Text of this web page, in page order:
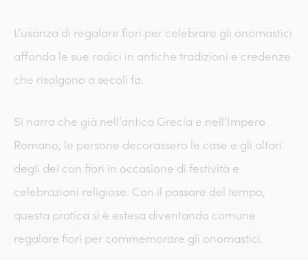
L’usanza di regalare fiori per celebrare gli onomastici
affonda le sue radici in antiche tradizioni e credenze
che risalgono a secoli fa.
Si narra che già nell’antica Grecia e nell’Impero
Romano, le persone decorassero le case e gli altari
degli dei con fiori in occasione di festività e
celebrazioni religiose. Con il passare del tempo,
questa pratica si è estesa diventando comune
regalare fiori per commemorare gli onomastici.